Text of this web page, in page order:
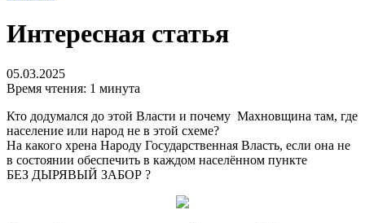
Интересная статья
05.03.2025
Время чтения: 1 минута
Кто додумался до этой Власти и почему Махновщина там, где
население или народ не в этой схеме?
На какого хрена Народу Государственная Власть, если она не
в состоянии обеспечить в каждом населённом пункте
БЕЗ ДЫРЯВЫЙ ЗАБОР ?